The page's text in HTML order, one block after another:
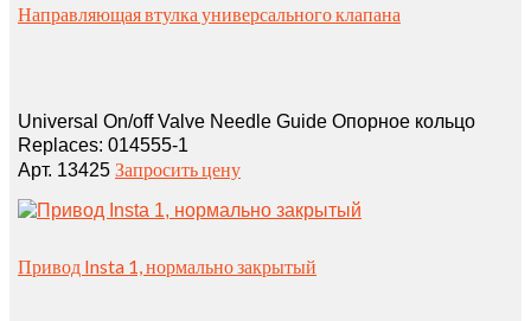
Направляющая втулка универсального клапана
Universal On/off Valve Needle Guide Опорное кольцо
Replaces: 014555‑1
Арт. 13425 Запросить цену
Привод Insta 1, нормально закрытый